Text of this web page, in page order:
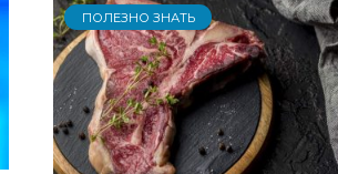
ПОЛЕЗНО ЗНАТЬ